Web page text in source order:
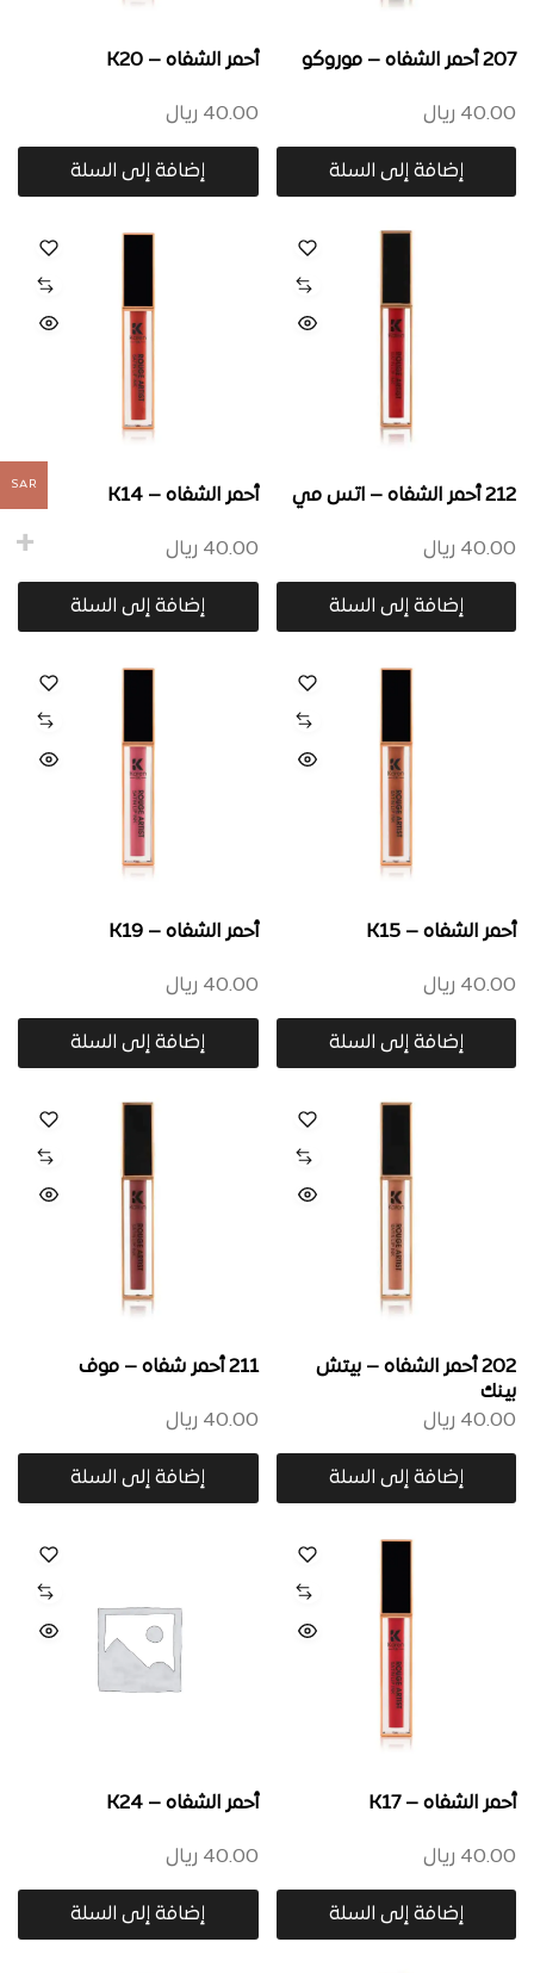
207 أحمر الشفاه – موروكو
40.00 ريال
إضافة إلى السلة
أحمر الشفاه – K20
40.00 ريال
إضافة إلى السلة
212 أحمر الشفاه – اتس مي
40.00 ريال
إضافة إلى السلة
أحمر الشفاه – K14
40.00 ريال
إضافة إلى السلة
أحمر الشفاه – K15
40.00 ريال
إضافة إلى السلة
أحمر الشفاه – K19
40.00 ريال
إضافة إلى السلة
202 أحمر الشفاه – بيتش
بينك
40.00 ريال
إضافة إلى السلة
211 أحمر شفاه – موف
40.00 ريال
إضافة إلى السلة
أحمر الشفاه – K17
40.00 ريال
إضافة إلى السلة
أحمر الشفاه – K24
40.00 ريال
إضافة إلى السلة
SAR